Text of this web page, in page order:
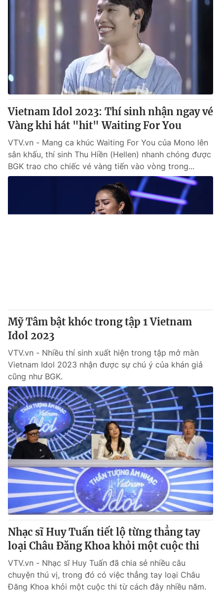
Chất lượng cuộc sống
Học trực tuyến
Hitech Công nghệ tương lai
Sản phẩm
Tư vấn
Giao lưu trực tuyến
Lịch phát sóng
Chuyên mục khác
Emagazine Podcast
Photo Infographic
Video Shorts video
VTV Thể thao
VTV9 VTV8
Liên hệ tòa soạn
THỜI BÁO VTV
Theo dõi báo trên
Cơ quan chủ quản:Đài Truyền hình Việt Nam
Cơ quan báo chí:Thời báo VTV
Giấy phép hoạt động báo in và báo điện tử số 483/GP-BTTTT
cấp ngày 29/12/2023
Vũ Thanh Thủy
Phó Tổng Biên tập: Nguyễn Thị Mỹ Hạnh, Phạm Quốc Thắng,
Nguyễn Trọng Ninh
Tổng đài VTV:024.38 355 931 - 024.38 355 932
Ðiện thoại Thời báo VTV:024.66 897 897
Email: toasoan@vtv.vn
Vietnam Idol 2023: Thí sinh nhận ngay vé
Vàng khi hát "hit" Waiting For You
VTV.vn - Mang ca khúc Waiting For You của Mono lên
sân khấu, thí sinh Thu Hiền (Hellen) nhanh chóng được
BGK trao cho chiếc vé vàng tiến vào vòng trong...
Mỹ Tâm bật khóc trong tập 1 Vietnam
Idol 2023
VTV.vn - Nhiều thí sinh xuất hiện trong tập mở màn
Vietnam Idol 2023 nhận được sự chú ý của khán giả
cũng như BGK.
Nhạc sĩ Huy Tuấn tiết lộ từng thẳng tay
loại Châu Đăng Khoa khỏi một cuộc thi
VTV.vn - Nhạc sĩ Huy Tuấn đã chia sẻ nhiều câu
chuyện thú vị, trong đó có việc thẳng tay loại Châu
Đăng Khoa khỏi một cuộc thi từ cách đây nhiều năm.